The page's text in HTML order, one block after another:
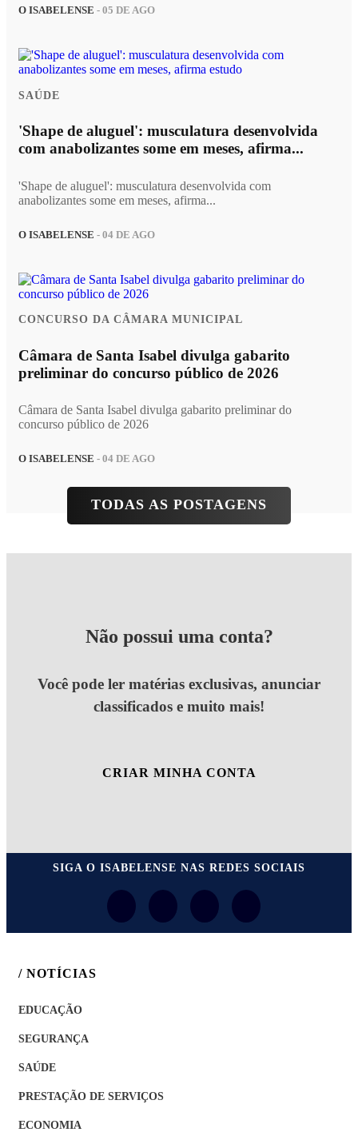
O ISABELENSE - 05 DE AGO
SAÚDE
'Shape de aluguel': musculatura desenvolvida
com anabolizantes some em meses, afirma...
'Shape de aluguel': musculatura desenvolvida com
anabolizantes some em meses, afirma...
O ISABELENSE - 04 DE AGO
CONCURSO DA CÂMARA MUNICIPAL
Câmara de Santa Isabel divulga gabarito
preliminar do concurso público de 2026
Câmara de Santa Isabel divulga gabarito preliminar do
concurso público de 2026
O ISABELENSE - 04 DE AGO
TODAS AS POSTAGENS
Não possui uma conta?
Você pode ler matérias exclusivas, anunciar
classificados e muito mais!
CRIAR MINHA CONTA
SIGA O ISABELENSE NAS REDES SOCIAIS
/ NOTÍCIAS
EDUCAÇÃO
SEGURANÇA
SAÚDE
PRESTAÇÃO DE SERVIÇOS
ECONOMIA